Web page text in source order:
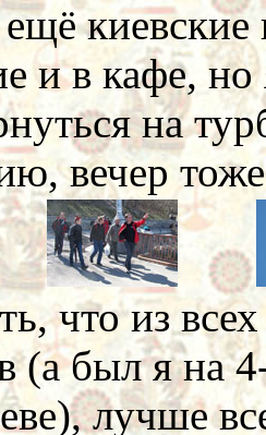
и в кафе, но
на
вечер
что из
(а был я на
лучше